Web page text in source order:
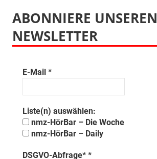
ABONNIERE UNSEREN
NEWSLETTER
E-Mail *
Liste(n) auswählen:
nmz-HörBar – Die Woche
nmz-HörBar – Daily
DSGVO-Abfrage* *